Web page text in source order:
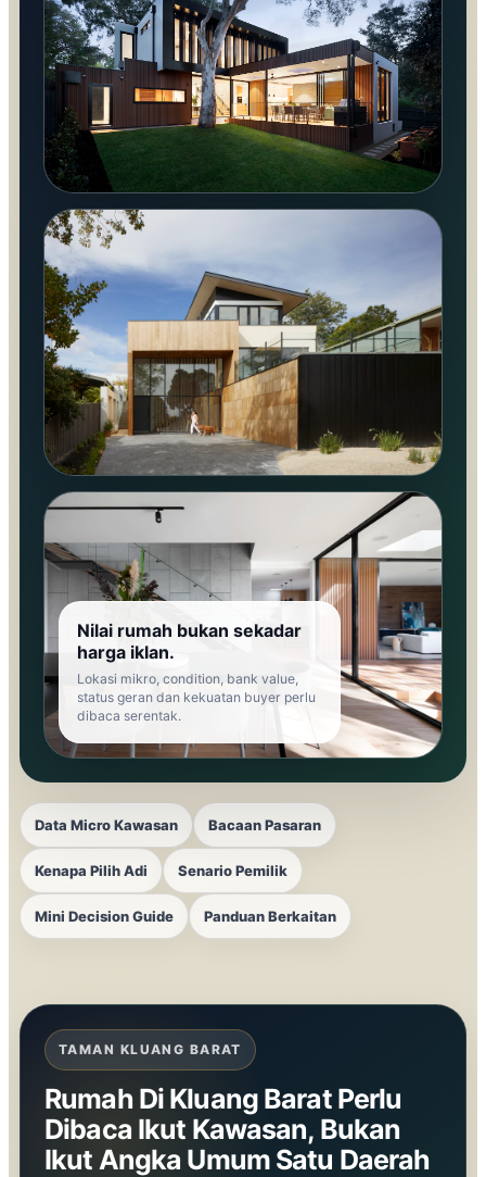
Nilai rumah bukan sekadar
harga iklan.
Lokasi mikro, condition, bank value,
status geran dan kekuatan buyer perlu
dibaca serentak.
Data Micro Kawasan Bacaan Pasaran
Kenapa Pilih Adi Senario Pemilik
Mini Decision Guide Panduan Berkaitan
TAMAN KLUANG BARAT
Rumah Di Kluang Barat Perlu
Dibaca Ikut Kawasan, Bukan
Ikut Angka Umum Satu Daerah